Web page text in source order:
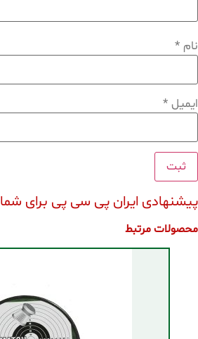
نام *
ایمیل *
پیشنهادی ایران پی سی پی برای شما
محصولات مرتبط